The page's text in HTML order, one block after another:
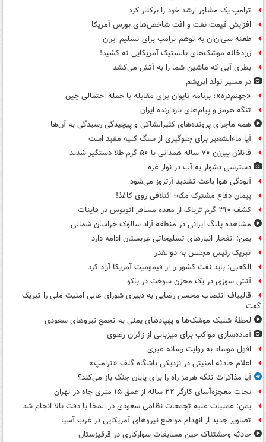
ترامپ یک مشاور ارشد خود را برکنار کرد
افزایش قیمت نفت و افت شاخص‌های بورس آمریکا
طعنه سی‌ان‌ان به توهم ترامپ برای تسلیم ایران
زرادخانه موشک‌های بالستیک آمریکایی ته کشید!
بطری آبی که ماشین شما را به آتش می‌کشد
در مسیر تولد ابریشم
«جهنم‌دره»؛ برنامه تایوان برای مقابله با حمله احتمالی چین
تنگه هرمز و پیام‌های بازدارنده ایران
همه ماجرای پرونده‌های کثیرالشاکی و پیچیدگی رسیدگی به آن‌ها
آیا ماءالشعیر برای جلوگیری از سنگ کلیه مفید است
قاتلان پیرزن ۷۰ ساله همدانی با ۵۰ گرم طلا دستگیر شدند
دسترسی دشوار به آب در نوار غزه
آلودگی هوا باعث تشدید آرتروز می‌شود
پیمان دفاع مشترک مکه؛ ائتلافی روی کاغذ!
کشف ۳۱۰ گرم تریاک از معده مسافر اتوبوس در قاینات
مشاهده پلنگ ایرانی در منطقه آزاد سالوک خراسان شمالی
یمن: انفجار انبارهای تسلیحاتی عربستان ادامه دارد
تبریک رئیس مجلس به ذوالقدر
الکعبی: باید نفت کشور را از قیمومیت آمریکا آزاد کرد
آتش سوزی در یک مخزن سوخت در باکو
قالیباف انتصاب محسن رضایی به دبیری شورای عالی امنیت ملی را تبریک
گفت
لحظۀ شلیک موشک‌ها و پهپادهای یمنی به تجمع نیروهای سعودی
آماده‌سازی مواکب برای میزبانی از زائران رضوی
افول موساد به روایت رسانه عبری
اعلام حادثه امنیتی در نزدیکی باشگاه گلف «ترامپ»
آیا مذاکرات تنگه هرمز راه را برای پایان جنگ باز می‌کند؟
نجات معجزه‌آسای کارگر ۲۲ ساله از عمق ۱۵ متری چاه در تهران
یمن: عملیات علیه تجمعات نظامی سعودی در المخا با دقت بالا انجام شد
تصاویر جدید از انهدام مواضع نیروهای آمریکایی در غرب آسیا
حادثه وحشتناک حین مسابقات سوارکاری در قرقیزستان